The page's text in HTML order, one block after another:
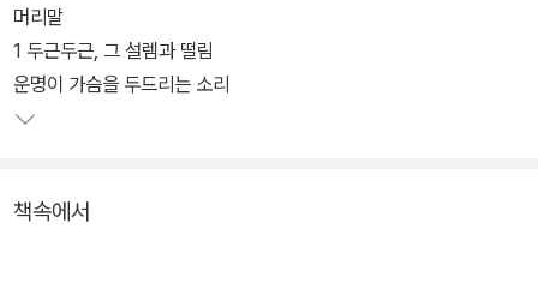
가고자 한다. 그리하여 세대만이 아니라 사람들 사이에 그어진 모든
불온한 경계를 넘어 모두가 함께 시와 삶의 향기를 향유하게 하는 것,
저자는 시를 다시 찾은 그대들에게 이제 '각자도생'을 버리고 함께 삶
을, 어려운 현실을 노래하자고 손을 잡아끈다.
머리말
1 두근두근, 그 설렘과 떨림
운명이 가슴을 두드리는 소리
책속에서